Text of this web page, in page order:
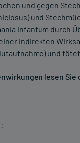
und gegen
und
infantum durch
indirekten
und
lesen